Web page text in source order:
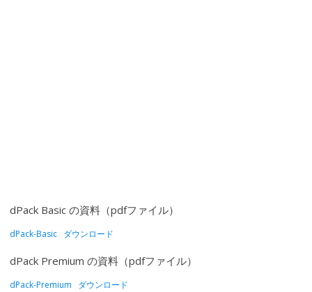
dPack Basic の資料（pdfファイル）
dPack-Basic ダウンロード
dPack Premium の資料（pdfファイル）
dPack-Premium ダウンロード